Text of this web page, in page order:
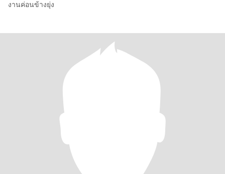
งานค่อนข้างยุ่ง